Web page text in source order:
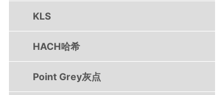
KLS
HACH哈希
Point Grey灰点